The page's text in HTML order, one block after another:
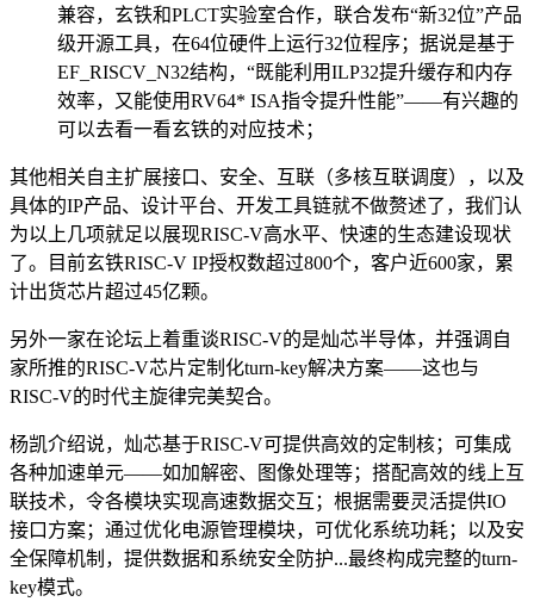
兼容，玄铁和PLCT实验室合作，联合发布“新32位”产品
级开源工具，在64位硬件上运行32位程序；据说是基于
EF_RISCV_N32结构，“既能利用ILP32提升缓存和内存
效率，又能使用RV64* ISA指令提升性能”——有兴趣的
可以去看一看玄铁的对应技术；
其他相关自主扩展接口、安全、互联（多核互联调度），以及
具体的IP产品、设计平台、开发工具链就不做赘述了，我们认
为以上几项就足以展现RISC-V高水平、快速的生态建设现状
了。目前玄铁RISC-V IP授权数超过800个，客户近600家，累
计出货芯片超过45亿颗。
另外一家在论坛上着重谈RISC-V的是灿芯半导体，并强调自
家所推的RISC-V芯片定制化turn-key解决方案——这也与
RISC-V的时代主旋律完美契合。
杨凯介绍说，灿芯基于RISC-V可提供高效的定制核；可集成
各种加速单元——如加解密、图像处理等；搭配高效的线上互
联技术，令各模块实现高速数据交互；根据需要灵活提供IO
接口方案；通过优化电源管理模块，可优化系统功耗；以及安
全保障机制，提供数据和系统安全防护...最终构成完整的turn-
key模式。